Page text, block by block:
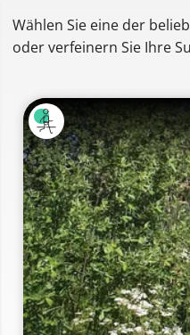
Wählen Sie eine der
oder verfeinern Sie Ihre